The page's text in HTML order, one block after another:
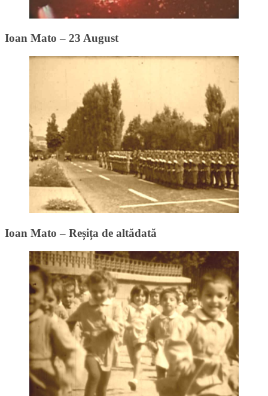
Ioan Mato – 23 August
Ioan Mato – Reșița de altădată